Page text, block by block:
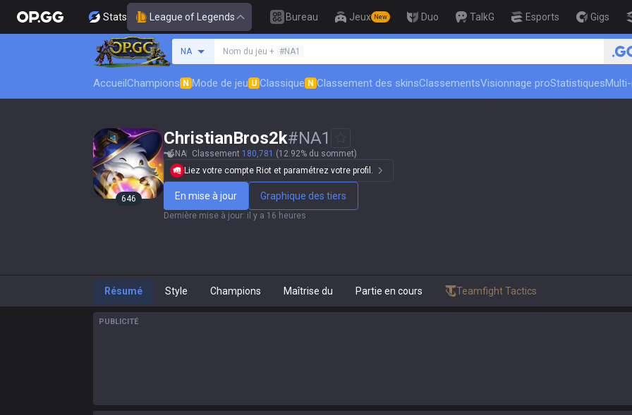
Stats League of Legends Bureau Jeux New Duo TalkG Esports Gigs
NA
Rechercher un invocateur
Nom du jeu + #NA1 🏆 Rank Up in 3 Days!
AccueilChampions N Mode de jeu U Classique N Classement des skinsClassementsVisionnage proStatistiques
646
ChristianBros2k#NA1
NA Classement 180,781 (12.92% du sommet)
Liez votre compte Riot et paramétrez votre profil.
En mise à jour Graphique des tiers
Dernière mise à jour: il y a 16 heures
Résumé Style Champions Maîtrise du Partie en cours Teamfight Tactics
PUBLICITÉ